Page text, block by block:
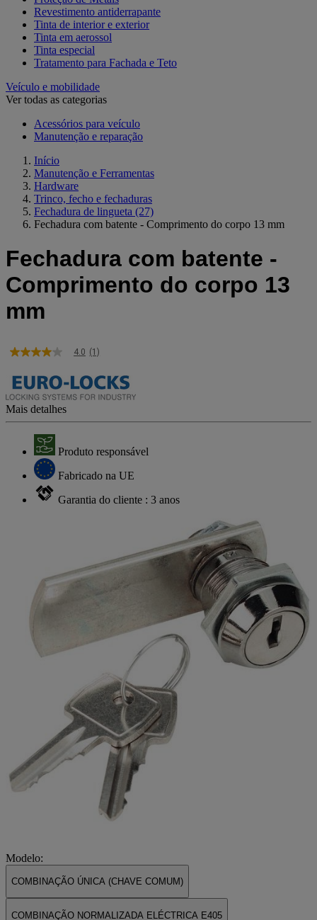
Revestimento antiderrapante
Tinta de interior e exterior
Tinta em aerossol
Tinta especial
Tratamento para Fachada e Teto
Veículo e mobilidade
Ver todas as categorias
Acessórios para veículo
Manutenção e reparação
Início
Manutenção e Ferramentas
Hardware
Trinco, fecho e fechaduras
Fechadura de lingueta (27)
Fechadura com batente - Comprimento do corpo 13 mm
Fechadura com batente -
Comprimento do corpo 13
mm
4.0
5
estrelas,
valor
médio
de
classificação.
Review.
Link
4.0 (1)
Mais detalhes
Produto responsável
Fabricado na UE
Garantia do cliente : 3 anos
Modelo:
COMBINAÇÃO ÚNICA (CHAVE COMUM)
COMBINAÇÃO NORMALIZADA ELÉCTRICA E405